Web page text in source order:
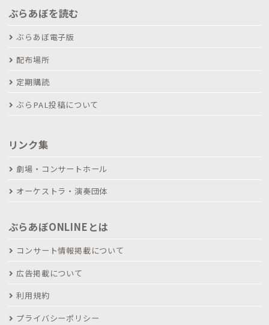
ぶらあぼを読む
ぶらあぼ電子版
配布場所
定期購読
ぶらPAL投稿について
リンク集
劇場・コンサートホール
オーケストラ・演奏団体
ぶらあぼONLINEとは
コンサート情報掲載について
広告掲載について
利用規約
プライバシーポリシー